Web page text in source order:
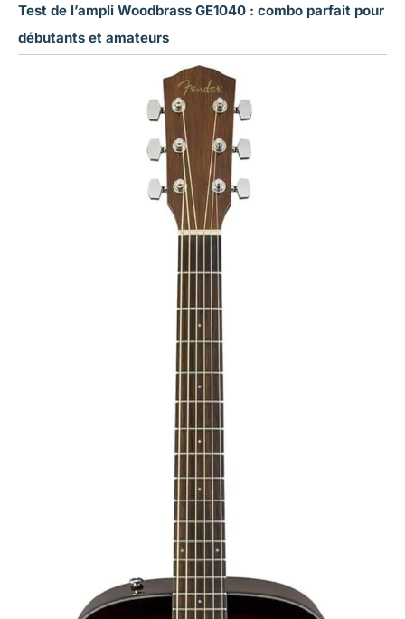
Test de l’ampli Woodbrass GE1040 : combo parfait pour
débutants et amateurs